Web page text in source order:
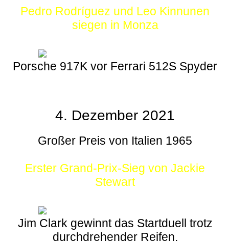
Pedro Rodríguez und Leo Kinnunen
siegen in Monza
Porsche 917K vor Ferrari 512S Spyder
4. Dezember 2021
Großer Preis von Italien 1965
Erster Grand-Prix-Sieg von Jackie
Stewart
Jim Clark gewinnt das Startduell trotz
durchdrehender Reifen.